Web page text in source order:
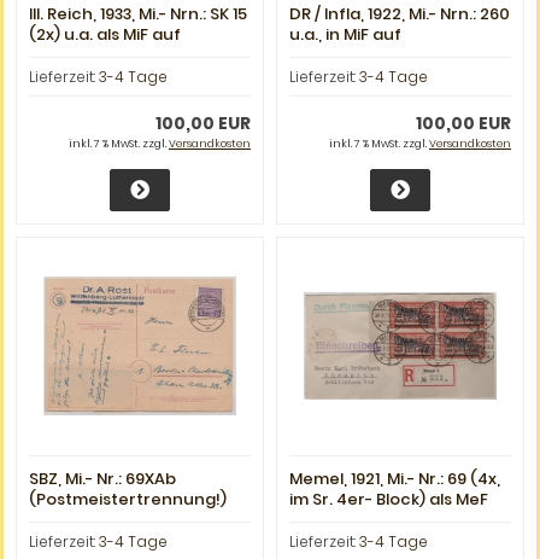
III. Reich, 1933, Mi.- Nrn.: SK 15
(2x) u.a. als MiF auf
Zeppelin per Bordpost
Lieferzeit:3-4 Tage
100,00 EUR
inkl. 7 % MwSt. zzgl.Versandkosten
DR / Infla, 1922, Mi.- Nrn.: 260
u.a., in MiF auf
Markneukirchen nach
Lieferzeit:3-4 Tage
100,00 EUR
inkl. 7 % MwSt. zzgl.Versandkosten
SBZ, Mi.- Nr.: 69XAb
(Postmeistertrennung!)
Wittenberg nach Berlin,
Lieferzeit:3-4 Tage
Memel, 1921, Mi.- Nr.: 69 (4x,
im Sr. 4er- Block) als MeF
von Memel nach Moys, akt.
Lieferzeit:3-4 Tage